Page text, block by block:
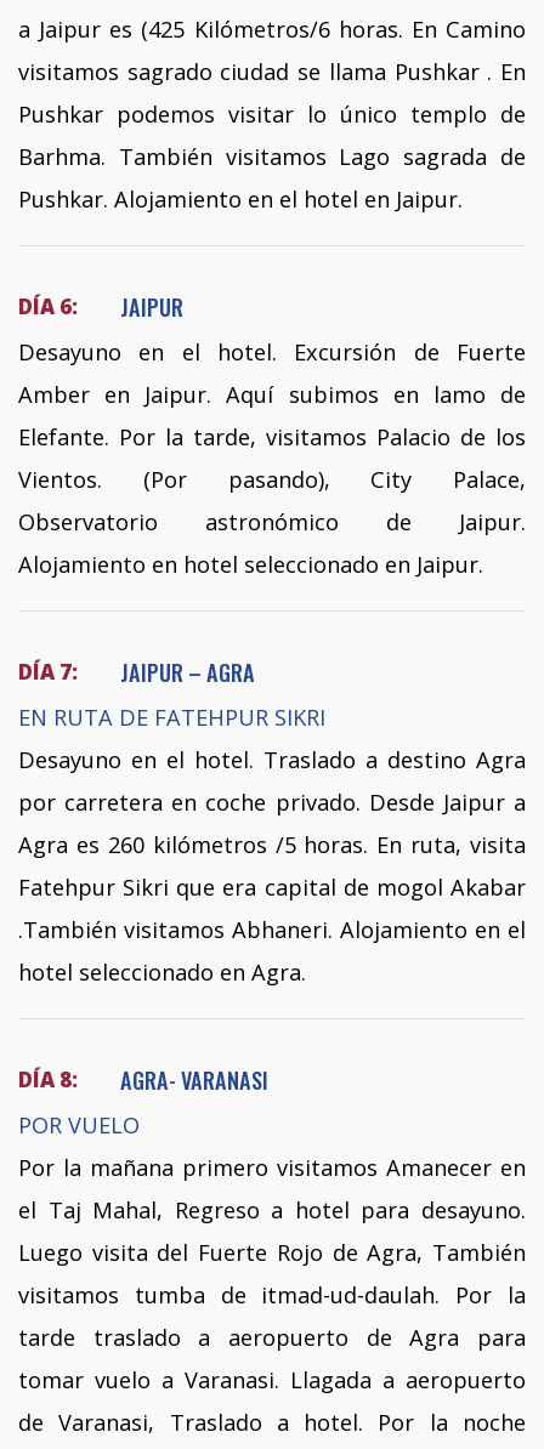
a Jaipur es (425 Kilómetros/6 horas. En Camino
visitamos sagrado ciudad se llama Pushkar . En
Pushkar podemos visitar lo único templo de
Barhma. También visitamos Lago sagrada de
Pushkar. Alojamiento en el hotel en Jaipur.
DÍA 6: JAIPUR
Desayuno en el hotel. Excursión de Fuerte
Amber en Jaipur. Aquí subimos en lamo de
Elefante. Por la tarde, visitamos Palacio de los
Vientos. (Por pasando), City Palace,
Observatorio astronómico de Jaipur.
Alojamiento en hotel seleccionado en Jaipur.
DÍA 7: JAIPUR – AGRA
EN RUTA DE FATEHPUR SIKRI
Desayuno en el hotel. Traslado a destino Agra
por carretera en coche privado. Desde Jaipur a
Agra es 260 kilómetros /5 horas. En ruta, visita
Fatehpur Sikri que era capital de mogol Akabar
.También visitamos Abhaneri. Alojamiento en el
hotel seleccionado en Agra.
DÍA 8: AGRA- VARANASI
POR VUELO
Por la mañana primero visitamos Amanecer en
el Taj Mahal, Regreso a hotel para desayuno.
Luego visita del Fuerte Rojo de Agra, También
visitamos tumba de itmad-ud-daulah. Por la
tarde traslado a aeropuerto de Agra para
tomar vuelo a Varanasi. Llagada a aeropuerto
de Varanasi, Traslado a hotel. Por la noche